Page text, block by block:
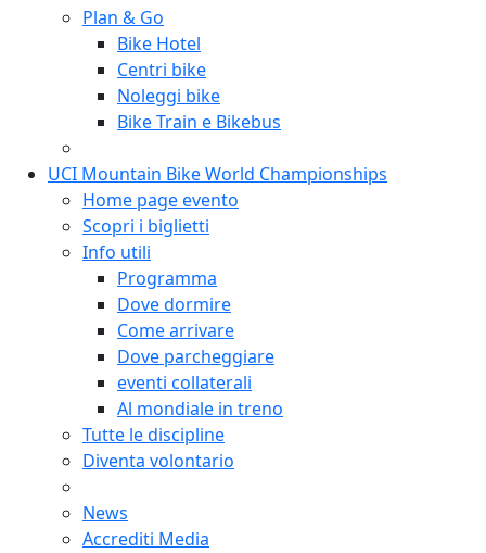
Plan & Go
Bike Hotel
Centri bike
Noleggi bike
Bike Train e Bikebus
UCI Mountain Bike World Championships
Home page evento
Scopri i biglietti
Info utili
Programma
Dove dormire
Come arrivare
Dove parcheggiare
eventi collaterali
Al mondiale in treno
Tutte le discipline
Diventa volontario
News
Accrediti Media